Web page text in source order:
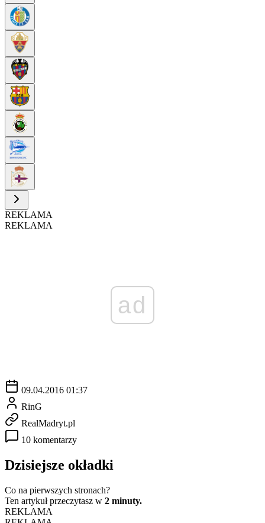
REKLAMA
REKLAMA
ad
09.04.2016 01:37
RinG
RealMadryt.pl
10 komentarzy
Dzisiejsze okładki
Co na pierwszych stronach?
Ten artykuł przeczytasz w 2 minuty.
REKLAMA